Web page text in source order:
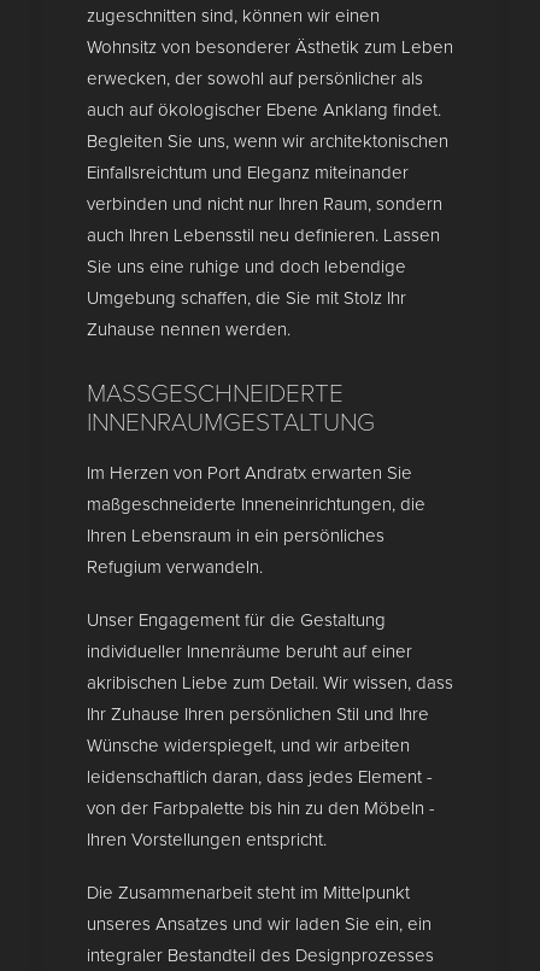
zugeschnitten sind, können wir einen
Wohnsitz von besonderer Ästhetik zum Leben
erwecken, der sowohl auf persönlicher als
auch auf ökologischer Ebene Anklang findet.
Begleiten Sie uns, wenn wir architektonischen
Einfallsreichtum und Eleganz miteinander
verbinden und nicht nur Ihren Raum, sondern
auch Ihren Lebensstil neu definieren. Lassen
Sie uns eine ruhige und doch lebendige
Umgebung schaffen, die Sie mit Stolz Ihr
Zuhause nennen werden.
MASSGESCHNEIDERTE I
NNENRAUMGESTALTUNG
Im Herzen von Port Andratx erwarten Sie
maßgeschneiderte Inneneinrichtungen, die
Ihren Lebensraum in ein persönliches
Refugium verwandeln.
Unser Engagement für die Gestaltung
individueller Innenräume beruht auf einer
akribischen Liebe zum Detail. Wir wissen, dass
Ihr Zuhause Ihren persönlichen Stil und Ihre
Wünsche widerspiegelt, und wir arbeiten
leidenschaftlich daran, dass jedes Element -
von der Farbpalette bis hin zu den Möbeln -
Ihren Vorstellungen entspricht.
Die Zusammenarbeit steht im Mittelpunkt
unseres Ansatzes und wir laden Sie ein, ein
integraler Bestandteil des Designprozesses